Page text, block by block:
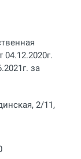
за
2/11,